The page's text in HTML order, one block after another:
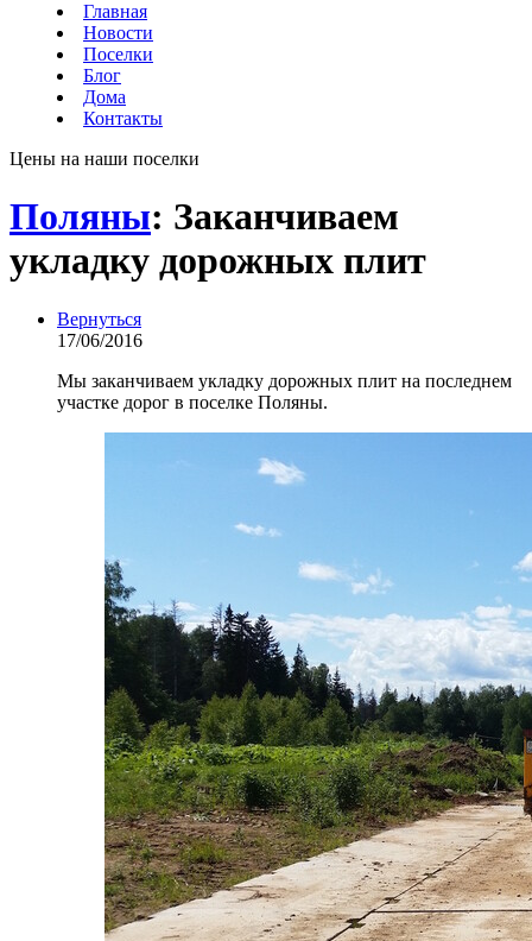
Главная
Новости
Поселки
Блог
Дома
Контакты
Цены на наши поселки
Поляны: Заканчиваем
укладку дорожных плит
Вернуться
17/06/2016
Мы заканчиваем укладку дорожных плит на последнем
участке дорог в поселке Поляны.